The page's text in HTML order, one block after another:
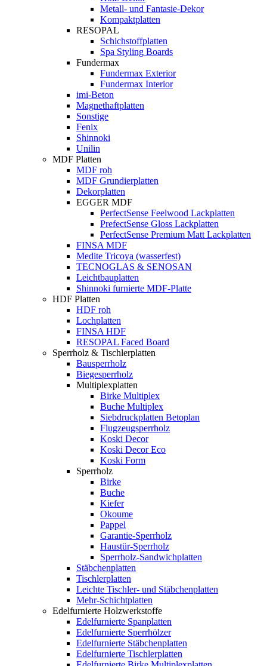
Metall- und Fantasie-Dekor
Kompaktplatten
RESOPAL
Schichstoffplatten
Spa Styling Boards
Fundermax
Fundermax Exterior
Fundermax Interior
imi-Beton
Magnethaftplatten
Sonstige
Fenix
Shinnoki
Unilin
MDF Platten
MDF roh
MDF Grundierplatten
Dekorplatten
EGGER MDF
PerfectSense Feelwood Lackplatten
PrefectSense Gloss Lackplatten
PerfectSense Premium Matt Lackplatten
FINSA MDF
Medite Tricoya (wasserfest)
TECNOGLAS & SENOSAN
Leichtbauplatten
Shinnoki furnierte MDF-Platte
HDF Platten
HDF roh
Lochplatten
FINSA HDF
RESOPAL Faced Board
Sperrholz & Tischlerplatten
Bausperrholz
Biegesperrholz
Multiplexplatten
Birke Multiplex
Buche Multiplex
Siebdruckplatten Betoplan
Flugzeugsperrholz
Koski Decor
Koski Decor Eco
Koski Form
Sperrholz
Birke
Buche
Kiefer
Okoume
Pappel
Garantie-Sperrholz
Haustür-Sperrholz
Sperrholz-Sandwichplatten
Stäbchenplatten
Tischlerplatten
Leichte Tischler- und Stäbchenplatten
Mehr-Schichtplatten
Edelfurnierte Holzwerkstoffe
Edelfurnierte Spanplatten
Edelfurnierte Sperrhölzer
Edelfurnierte Stäbchenplatten
Edelfurnierte Tischlerplatten